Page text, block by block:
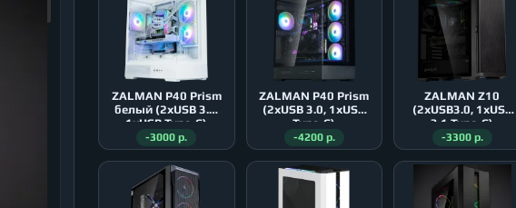
ZALMAN P40 Prism
белый (2xUSB 3.0,
1xUSB Type-C)
-3000 р.
ZALMAN P40 Prism
(2xUSB 3.0, 1xUSB
Type-C)
-4200 р.
ZALMAN Z10
(2xUSB3.0, 1xUSB
3.1 Type-C)
-3300 р.